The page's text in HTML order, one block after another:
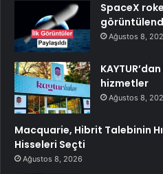
SpaceX
Ağustos 8,
hizmetler
Ağustos 8,
Macquarie, Hibrit Talebinin
Hisseleri Seçti
Ağustos 8, 2026